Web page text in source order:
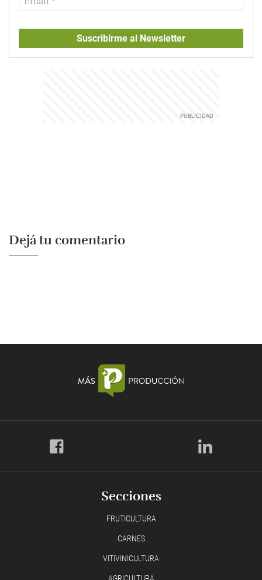
Suscribirme al Newsletter
Dejá tu comentario
Secciones
FRUTICULTURA
CARNES
VITIVINICULTURA
AGRICULTURA